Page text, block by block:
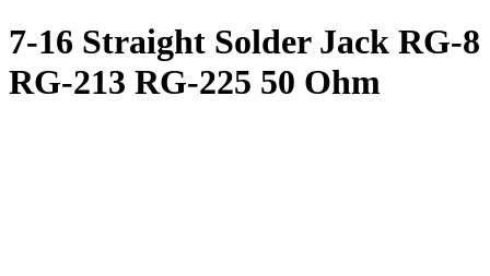
7-16 Straight Solder Jack RG-8
RG-213 RG-225 50 Ohm